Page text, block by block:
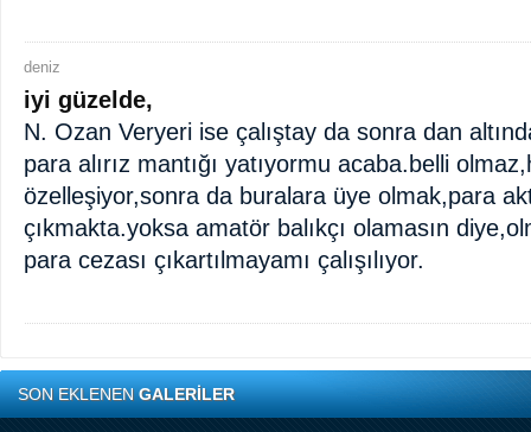
deniz
iyi güzelde,
N. Ozan Veryeri ise çalıştay da sonra dan
para alırız mantığı yatıyormu acaba.belli
özelleşiyor,sonra da buralara üye olmak,para
çıkmakta.yoksa amatör balıkçı olamasın
para cezası çıkartılmayamı çalışılıyor.
SON EKLENENGALERİLER